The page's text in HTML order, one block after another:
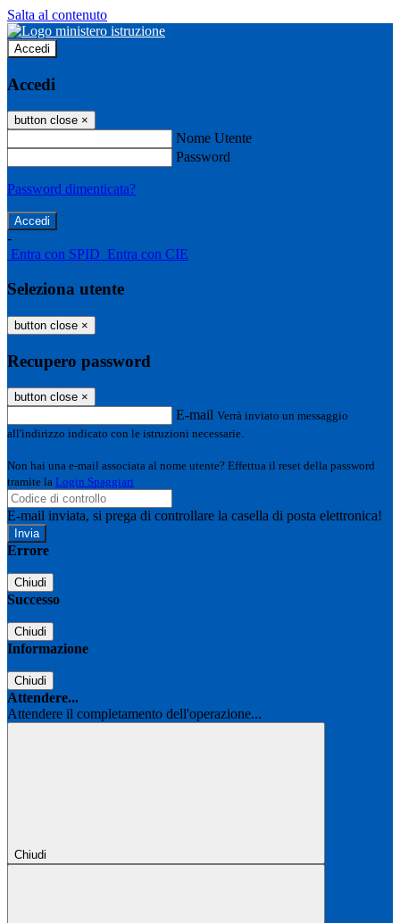
Salta al contenuto
Accedi
Accedi
button close ×
Nome Utente
Password
Password dimenticata?
-
Entra con SPID Entra con CIE
Seleziona utente
button close ×
Recupero password
button close ×
E-mail Verrà inviato un messaggio
all'indirizzo indicato con le istruzioni necessarie.
Non hai una e-mail associata al nome utente? Effettua il reset della password
tramite la Login Spaggiari
E-mail inviata, si prega di controllare la casella di posta elettronica!
Errore
Chiudi
Successo
Chiudi
Informazione
Chiudi
Attendere...
Attendere il completamento dell'operazione...
Chiudi